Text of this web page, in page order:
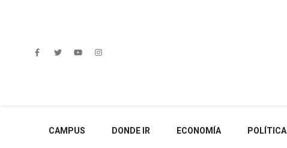
CAMPUS DONDE IR ECONOMÍA POLÍTICA